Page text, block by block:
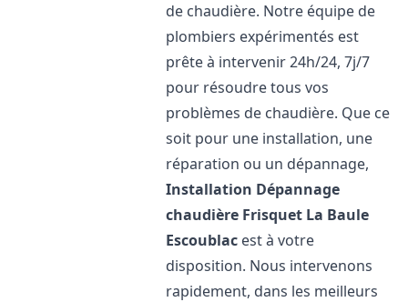
de chaudière. Notre équipe de
plombiers expérimentés est
prête à intervenir 24h/24, 7j/7
pour résoudre tous vos
problèmes de chaudière. Que ce
soit pour une installation, une
réparation ou un dépannage,
Installation Dépannage
chaudière Frisquet La Baule
Escoublac est à votre
disposition. Nous intervenons
rapidement, dans les meilleurs